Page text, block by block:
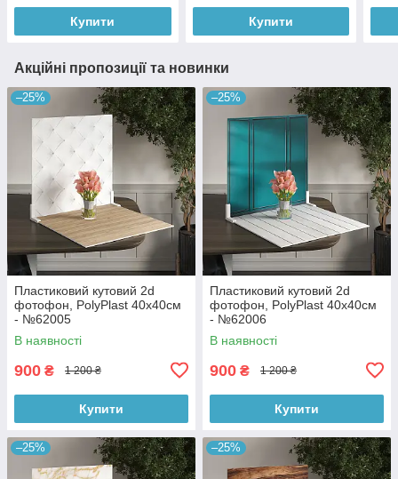
Купити Купити
Акційні пропозиції та новинки
–25%
Пластиковий кутовий 2d
фотофон, PolyPlast 40x40см
- №62005
В наявності
900 ₴ 1 200 ₴
Купити
–25%
Пластиковий кутовий 2d
фотофон, PolyPlast 40x40см
- №62006
В наявності
900 ₴ 1 200 ₴
Купити
–25% –25%